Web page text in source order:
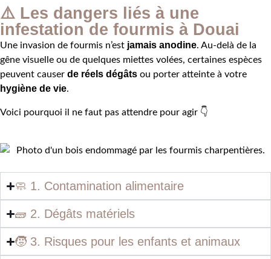
⚠️ Les dangers liés à une
infestation de fourmis à Douai
Une invasion de fourmis n’est jamais anodine. Au-delà de la
gêne visuelle ou de quelques miettes volées, certaines espèces
peuvent causer de réels dégâts ou porter atteinte à votre
hygiène de vie.
Voici pourquoi il ne faut pas attendre pour agir 👇
🧼 1. Contamination alimentaire
🧱 2. Dégâts matériels
🧒 3. Risques pour les enfants et animaux